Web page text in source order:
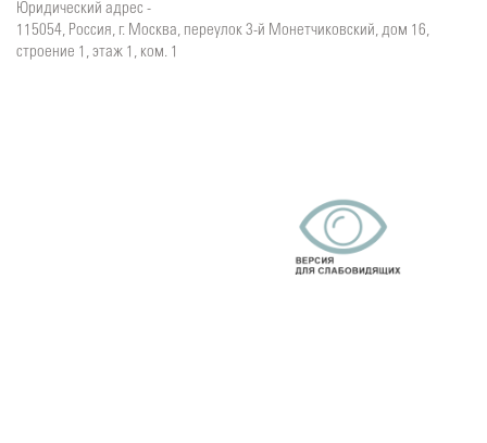
Юридический адрес -
115054, Россия, г. Москва, переулок 3-й Монетчиковский, дом 16,
строение 1, этаж 1, ком. 1